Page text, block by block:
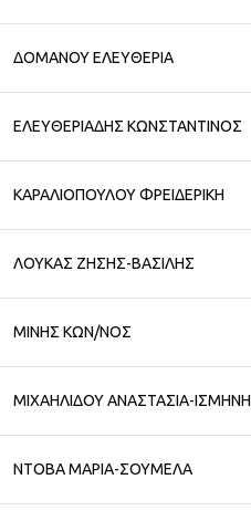
ΔΟΜΑΝΟΥ ΕΛΕΥΘΕΡΙΑ
ΕΛΕΥΘΕΡΙΑΔΗΣ ΚΩΝΣΤΑΝΤΙΝΟΣ
ΚΑΡΑΛΙΟΠΟΥΛΟΥ ΦΡΕΙΔΕΡΙΚΗ
ΛΟΥΚΑΣ ΖΗΣΗΣ-ΒΑΣΙΛΗΣ
ΜΙΝΗΣ ΚΩΝ/ΝΟΣ
ΜΙΧΑΗΛΙΔΟΥ ΑΝΑΣΤΑΣΙΑ-ΙΣΜΗΝΗ
ΝΤΟΒΑ ΜΑΡΙΑ-ΣΟΥΜΕΛΑ